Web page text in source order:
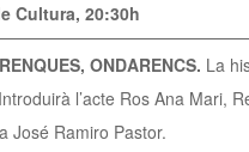
Cultura, 20:30h
ONDARENCS. La
l’acte Ros Ana Mari,
José Ramiro Pastor.